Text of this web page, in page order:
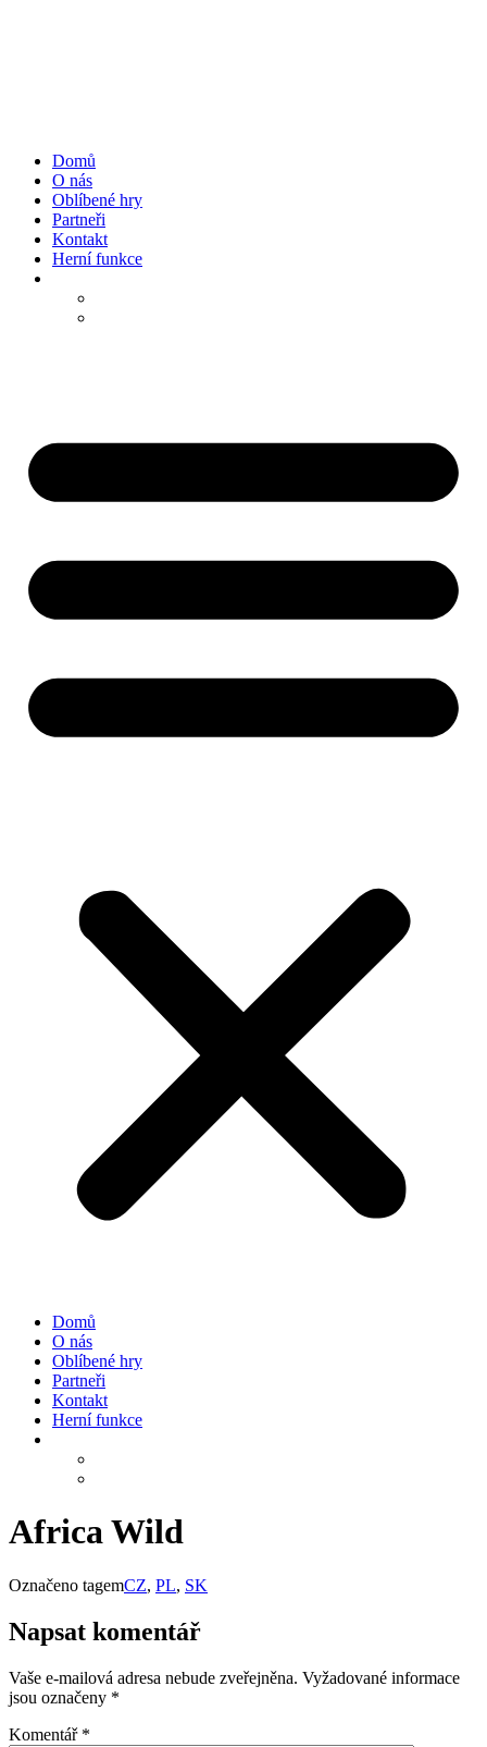
Domů
O nás
Oblíbené hry
Partneři
Kontakt
Herní funkce
Domů
O nás
Oblíbené hry
Partneři
Kontakt
Herní funkce
Africa Wild
Označeno tagemCZ, PL, SK
Napsat komentář
Vaše e-mailová adresa nebude zveřejněna. Vyžadované informace
jsou označeny *
Komentář *